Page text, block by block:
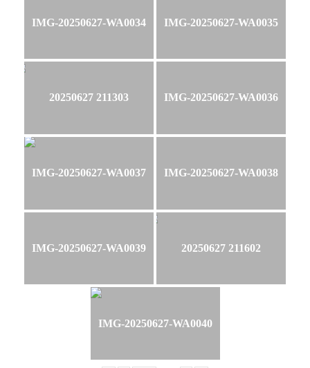
IMG-20250627-WA0034 IMG-20250627-WA0035
20250627 211303 IMG-20250627-WA0036
IMG-20250627-WA0037 IMG-20250627-WA0038
IMG-20250627-WA0039 20250627 211602
IMG-20250627-WA0040